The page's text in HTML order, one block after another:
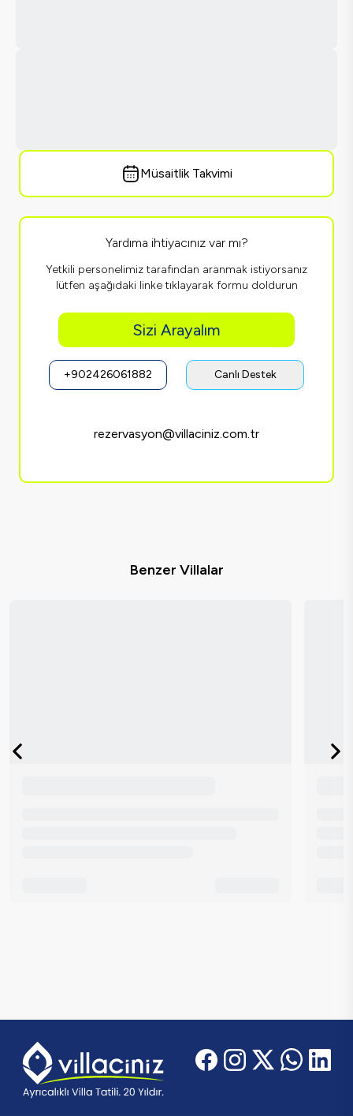
Müsaitlik Takvimi
Yardıma ihtiyacınız var mı?
Yetkili personelimiz tarafından aranmak istiyorsanız
lütfen aşağıdaki linke tıklayarak formu doldurun
Sizi Arayalım
+902426061882 Canlı Destek
rezervasyon@villaciniz.com.tr
Benzer Villalar